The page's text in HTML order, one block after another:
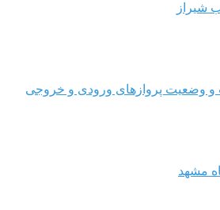
شیراز
وضعیت پروازهای ورودی و خروجی
مشهد